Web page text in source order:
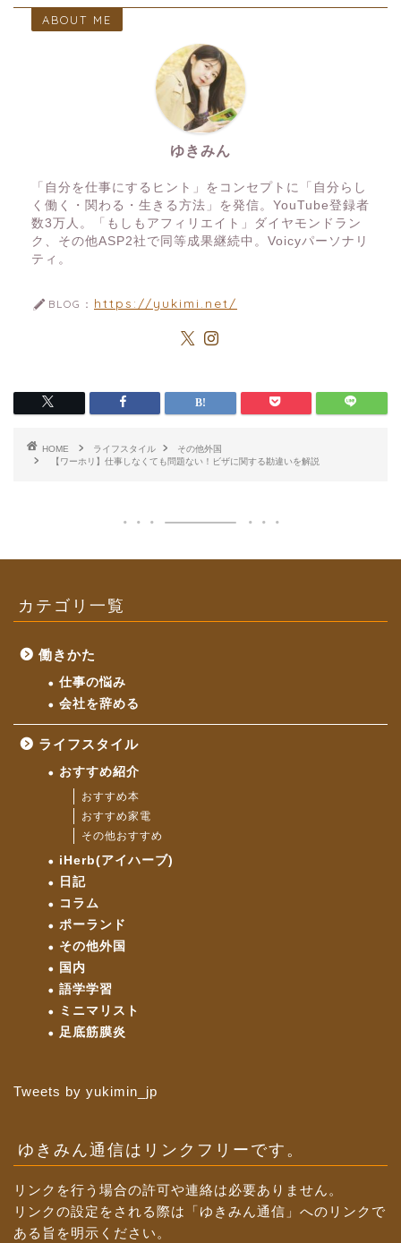
ABOUT ME
ゆきみん
「自分を仕事にするヒント」をコンセプトに「自分らし
く働く・関わる・生きる方法」を発信。YouTube登録者
数3万人。「もしもアフィリエイト」ダイヤモンドラン
ク、その他ASP2社で同等成果継続中。Voicyパーソナリ
ティ。
BLOG： https://yukimi.net/
HOME ライフスタイル
その他外国
【ワーホリ】仕事しなくても問題ない！ビザに関する勘違いを解説
カテゴリ一覧
働きかた
仕事の悩み
会社を辞める
ライフスタイル
おすすめ紹介
おすすめ本
おすすめ家電
その他おすすめ
iHerb(アイハーブ)
日記
コラム
ポーランド
その他外国
国内
語学学習
ミニマリスト
足底筋膜炎
Tweets by yukimin_jp
ゆきみん通信はリンクフリーです。
リンクを行う場合の許可や連絡は必要ありません。
リンクの設定をされる際は「ゆきみん通信」へのリンクで
ある旨を明示ください。